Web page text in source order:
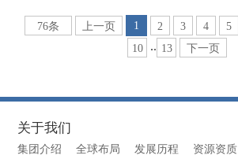
76条 上一页 1 2 3 4 5
10
.. 13 下一页
关于我们
集团介绍 全球布局 发展历程 资源资质